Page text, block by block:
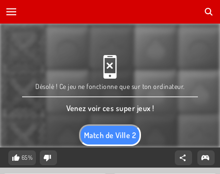
Match de Ville 2
Désolé ! Ce jeu ne fonctionne que sur ton ordinateur.
Venez voir ces super jeux !
65%